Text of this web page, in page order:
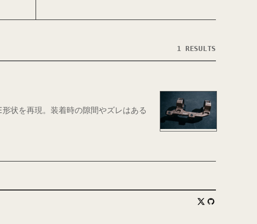
1 RESULTS
状を再現。装着時の隙間やズレはある